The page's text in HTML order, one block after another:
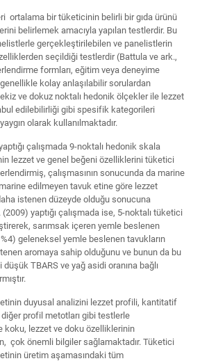
ortalama bir tüketicinin belirli bir gıda ürünü
belirlemek amacıyla yapılan testlerdir. Bu
gerçekleştirilebilen ve panelistlerin
seçildiği testlerdir (Battula ve ark.,
formları, eğitim veya deneyime
kolay anlaşılabilir sorulardan
ve dokuz noktalı hedonik ölçekler ile lezzet
edilebilirliği gibi spesifik kategorileri
olarak kullanılmaktadır.
çalışmada 9-noktalı hedonik skala
lezzet ve genel beğeni özelliklerini tüketici
çalışmasının sonucunda da marine
edilmeyen tavuk etine göre lezzet
istenen düzeyde olduğu sonucuna
(2009) yaptığı çalışmada ise, 5-noktalı tüketici
sarımsak içeren yemle beslenen
geleneksel yemle beslenen tavukların
aromaya sahip olduğunu ve bunun da bu
TBARS ve yağ asidi oranına bağlı
duyusal analizini lezzet profili, kantitatif
diğer profil metotları gibi testlerle
koku, lezzet ve doku özelliklerinin
çok önemli bilgiler sağlamaktadır. Tüketici
üretim aşamasındaki tüm